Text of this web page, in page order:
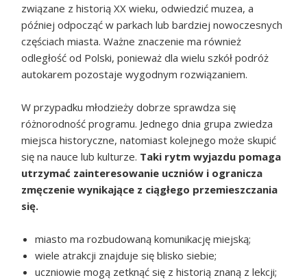
związane z historią XX wieku, odwiedzić muzea, a
później odpocząć w parkach lub bardziej nowoczesnych
częściach miasta. Ważne znaczenie ma również
odległość od Polski, ponieważ dla wielu szkół podróż
autokarem pozostaje wygodnym rozwiązaniem.
W przypadku młodzieży dobrze sprawdza się
różnorodność programu. Jednego dnia grupa zwiedza
miejsca historyczne, natomiast kolejnego może skupić
się na nauce lub kulturze. Taki rytm wyjazdu pomaga
utrzymać zainteresowanie uczniów i ogranicza
zmęczenie wynikające z ciągłego przemieszczania
się.
miasto ma rozbudowaną komunikację miejską;
wiele atrakcji znajduje się blisko siebie;
uczniowie mogą zetknąć się z historią znaną z lekcji;